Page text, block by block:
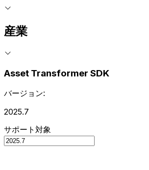
産業
Asset Transformer SDK
バージョン:
2025.7
サポート対象